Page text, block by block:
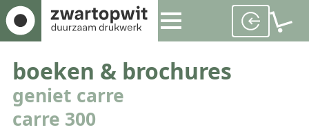
boeken & brochures
geniet carre
carre 300